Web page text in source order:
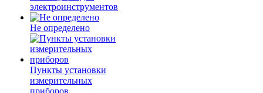
электроинструментов
Не определено
Пункты установки
измерительных
приборов